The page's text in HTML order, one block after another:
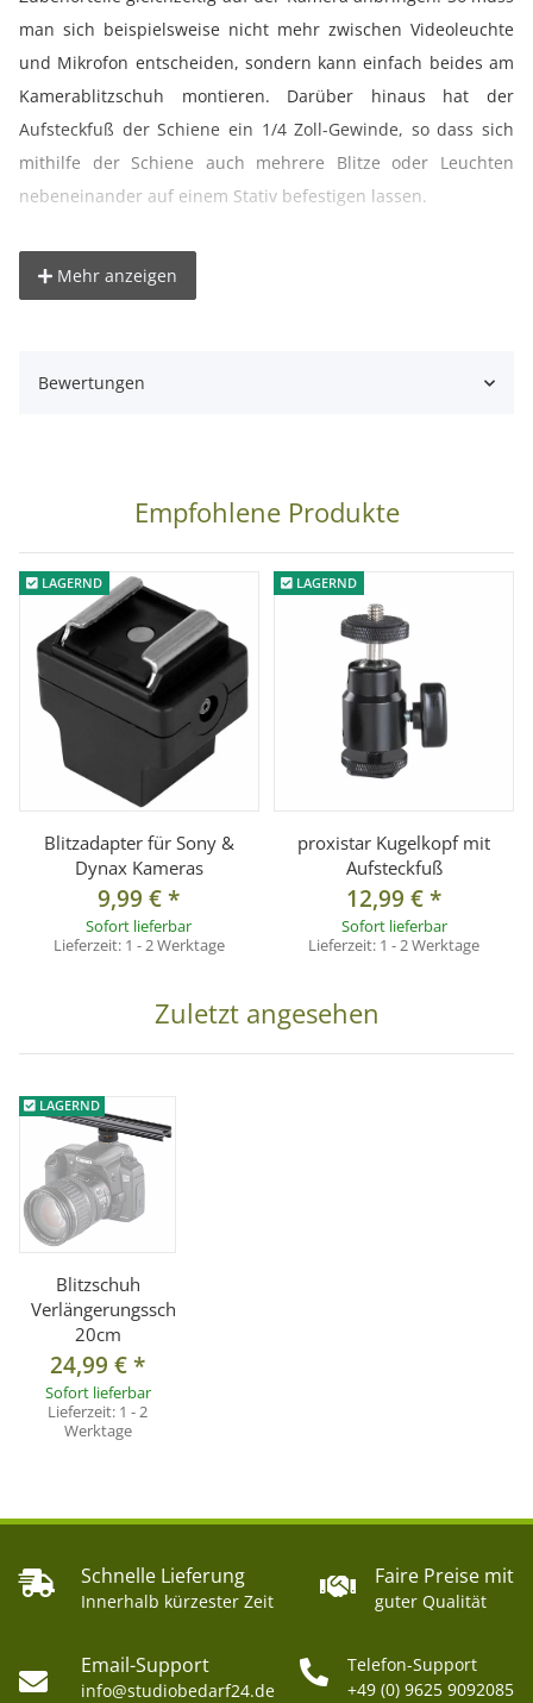
man sich beispielsweise nicht mehr zwischen Videoleuchte
und Mikrofon entscheiden, sondern kann einfach beides am
Kamerablitzschuh montieren. Darüber hinaus hat der
Aufsteckfuß der Schiene ein 1/4 Zoll-Gewinde, so dass sich
mithilfe der Schiene auch mehrere Blitze oder Leuchten
nebeneinander auf einem Stativ befestigen lassen.
Der Aufsteckfuß der Verlängerungsschiene lässt sich mit
die Schiene einschieben. Die Schiene selbst ist stufenlos um
Schiene nicht ungewollt verdrehen oder versehentlich
Technische Daten:
° Material: Aluminium, Messing
° Länge: 20cm
° Höhe: ca. 3,2cm
° Gewicht: ca. 90g
° Aufsteckfuß: Standard
° Anschlussgewinde: 1/4 Zoll
Kompatibilität:
Für die Anbringung an Sony/Minolta-, Sony NEX- oder Nikon
1-Blitzschuhe wird ein Adapter benötigt.
Die Schiene stellt keine elektronische Verbindung her.
Lieferumfang:
Mehr anzeigen
Bewertungen
Empfohlene Produkte
LAGERND
Blitzadapter für Sony &
Dynax Kameras
9,99 €*
Sofort lieferbar
Lieferzeit: 1 - 2 Werktage
LAGERND
proxistar Kugelkopf mit
Aufsteckfuß
12,99 €*
Sofort lieferbar
Lieferzeit: 1 - 2 Werktage
Zuletzt angesehen
LAGERND
Blitzschuh
Verlängerungsschiene
20cm
24,99 €*
Sofort lieferbar
Lieferzeit: 1 - 2
Werktage
Schnelle Lieferung
Innerhalb kürzester Zeit
Faire Preise mit
guter Qualität
Email-Support
info@studiobedarf24.de
Telefon-Support
+49 (0) 9625 9092085